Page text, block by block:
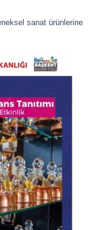
sanat ürünlerine